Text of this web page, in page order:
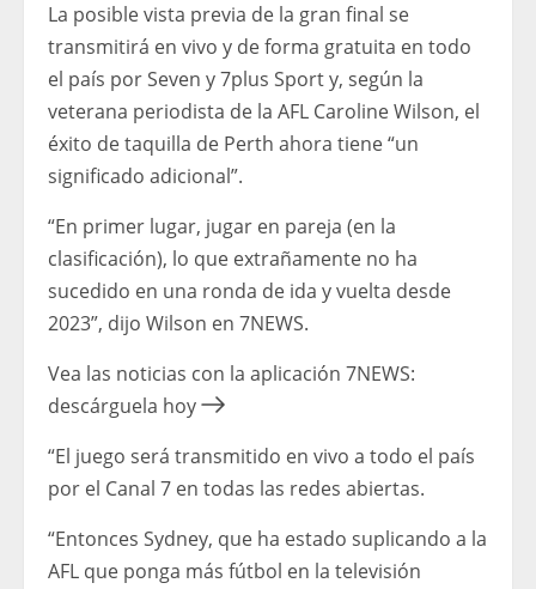
La posible vista previa de la gran final se
transmitirá en vivo y de forma gratuita en todo
el país por Seven y 7plus Sport y, según la
veterana periodista de la AFL Caroline Wilson, el
éxito de taquilla de Perth ahora tiene “un
significado adicional”.
“En primer lugar, jugar en pareja (en la
clasificación), lo que extrañamente no ha
sucedido en una ronda de ida y vuelta desde
2023”, dijo Wilson en 7NEWS.
Vea las noticias con la aplicación 7NEWS:
descárguela hoy
“El juego será transmitido en vivo a todo el país
por el Canal 7 en todas las redes abiertas.
“Entonces Sydney, que ha estado suplicando a la
AFL que ponga más fútbol en la televisión